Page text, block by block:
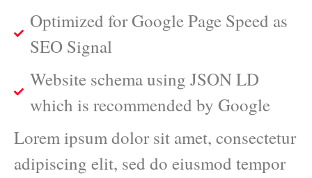
Optimized for Google Page Speed as
SEO Signal
Website schema using JSON LD
which is recommended by Google
Lorem ipsum dolor sit amet, consectetur
adipiscing elit, sed do eiusmod tempor